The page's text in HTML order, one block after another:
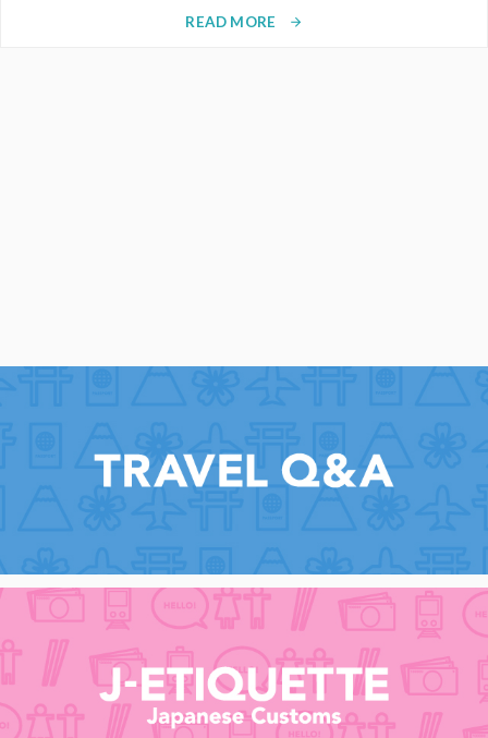
READ MORE arrow_forward